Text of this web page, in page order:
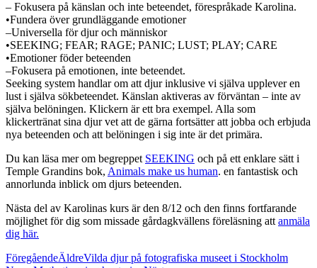
– Fokusera på känslan och inte beteendet, förespråkade Karolina.
•Fundera över grundläggande emotioner
–Universella för djur och människor
•SEEKING; FEAR; RAGE; PANIC; LUST; PLAY; CARE
•Emotioner föder beteenden
–Fokusera på emotionen, inte beteendet.
Seeking system handlar om att djur inklusive vi själva upplever en
lust i själva sökbeteendet. Känslan aktiveras av förväntan – inte av
själva belöningen. Klickern är ett bra exempel. Alla som
klickertränat sina djur vet att de gärna fortsätter att jobba och erbjuda
nya beteenden och att belöningen i sig inte är det primära.
Du kan läsa mer om begreppet SEEKING och på ett enklare sätt i
Temple Grandins bok, Animals make us human. en fantastisk och
annorlunda inblick om djurs beteenden.
Nästa del av Karolinas kurs är den 8/12 och den finns fortfarande
möjlighet för dig som missade gårdagkvällens föreläsning att anmäla
dig här.
FöregåendeÄldreVilda djur på fotografiska museet i Stockholm